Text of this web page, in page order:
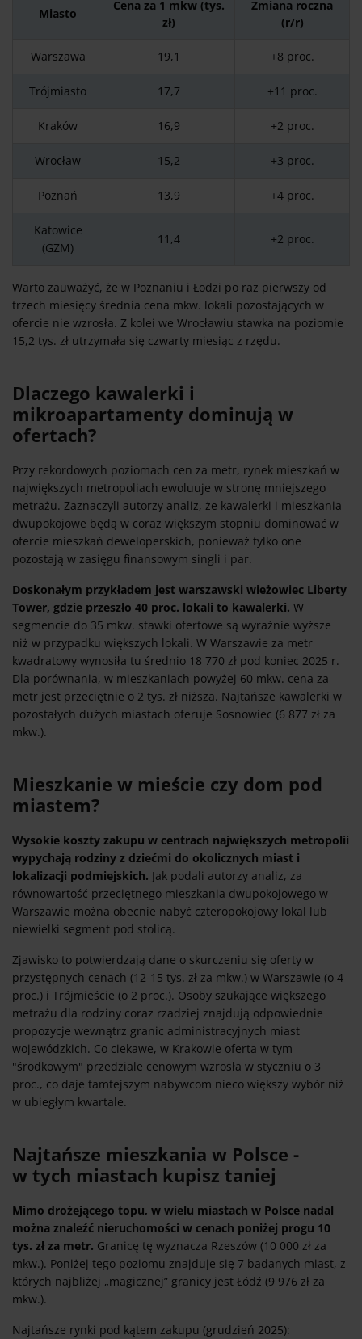
Miasto
Cena za 1 mkw (tys.
zł)
Zmiana roczna
(r/r)
Warszawa 19,1 +8 proc.
Trójmiasto 17,7 +11 proc.
Kraków 16,9 +2 proc.
Wrocław 15,2 +3 proc.
Poznań 13,9 +4 proc.
Katowice
(GZM)
11,4 +2 proc.
Warto zauważyć, że w Poznaniu i Łodzi po raz pierwszy od
trzech miesięcy średnia cena mkw. lokali pozostających w
ofercie nie wzrosła. Z kolei we Wrocławiu stawka na poziomie
15,2 tys. zł utrzymała się czwarty miesiąc z rzędu.
Dlaczego kawalerki i
mikroapartamenty dominują w
ofertach?
Przy rekordowych poziomach cen za metr, rynek mieszkań w
największych metropoliach ewoluuje w stronę mniejszego
metrażu. Zaznaczyli autorzy analiz, że kawalerki i mieszkania
dwupokojowe będą w coraz większym stopniu dominować w
ofercie mieszkań deweloperskich, ponieważ tylko one
pozostają w zasięgu finansowym singli i par.
Doskonałym przykładem jest warszawski wieżowiec Liberty
Tower, gdzie przeszło 40 proc. lokali to kawalerki. W
segmencie do 35 mkw. stawki ofertowe są wyraźnie wyższe
niż w przypadku większych lokali. W Warszawie za metr
kwadratowy wynosiła tu średnio 18 770 zł pod koniec 2025 r.
Dla porównania, w mieszkaniach powyżej 60 mkw. cena za
metr jest przeciętnie o 2 tys. zł niższa. Najtańsze kawalerki w
pozostałych dużych miastach oferuje Sosnowiec (6 877 zł za
mkw.).
Mieszkanie w mieście czy dom pod
miastem?
Wysokie koszty zakupu w centrach największych metropolii
wypychają rodziny z dziećmi do okolicznych miast i
lokalizacji podmiejskich. Jak podali autorzy analiz, za
równowartość przeciętnego mieszkania dwupokojowego w
Warszawie można obecnie nabyć czteropokojowy lokal lub
niewielki segment pod stolicą.
Zjawisko to potwierdzają dane o skurczeniu się oferty w
przystępnych cenach (12-15 tys. zł za mkw.) w Warszawie (o 4
proc.) i Trójmieście (o 2 proc.). Osoby szukające większego
metrażu dla rodziny coraz rzadziej znajdują odpowiednie
propozycje wewnątrz granic administracyjnych miast
wojewódzkich. Co ciekawe, w Krakowie oferta w tym
"środkowym" przedziale cenowym wzrosła w styczniu o 3
proc., co daje tamtejszym nabywcom nieco większy wybór niż
w ubiegłym kwartale.
Najtańsze mieszkania w Polsce -
w tych miastach kupisz taniej
Mimo drożejącego topu, w wielu miastach w Polsce nadal
można znaleźć nieruchomości w cenach poniżej progu 10
tys. zł za metr. Granicę tę wyznacza Rzeszów (10 000 zł za
mkw.). Poniżej tego poziomu znajduje się 7 badanych miast, z
których najbliżej „magicznej” granicy jest Łódź (9 976 zł za
mkw.).
Najtańsze rynki pod kątem zakupu (grudzień 2025):